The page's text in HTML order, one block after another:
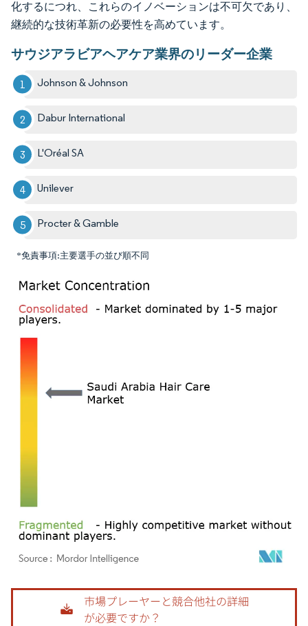
化するにつれ、これらのイノベーションは不可欠であり、
継続的な技術革新の必要性を高めています。
サウジアラビアヘアケア業界のリーダー企業
Johnson & Johnson
Dabur International
L'Oréal SA
Unilever
Procter & Gamble
*免責事項:主要選手の並び順不同
画像 © Mordor Intelligence。再利用にはCC BY 4.0の表示が必要です。